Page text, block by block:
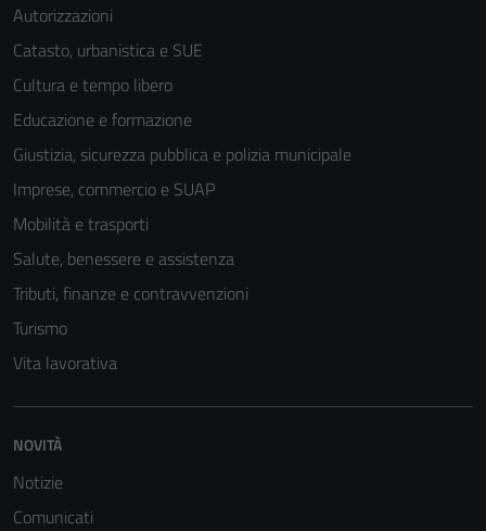
Autorizzazioni
Catasto, urbanistica e SUE
Cultura e tempo libero
Educazione e formazione
Giustizia, sicurezza pubblica e polizia municipale
Imprese, commercio e SUAP
Mobilità e trasporti
Salute, benessere e assistenza
Tributi, finanze e contravvenzioni
Turismo
Vita lavorativa
NOVITÀ
Notizie
Comunicati